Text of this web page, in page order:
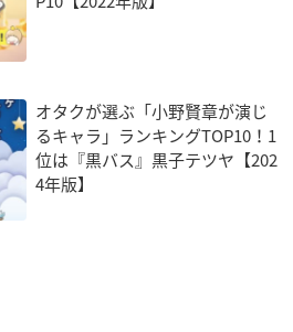
オタクが選ぶ「小野賢章が演じ
るキャラ」ランキングTOP10！1
位は『黒バス』黒子テツヤ【202
4年版】